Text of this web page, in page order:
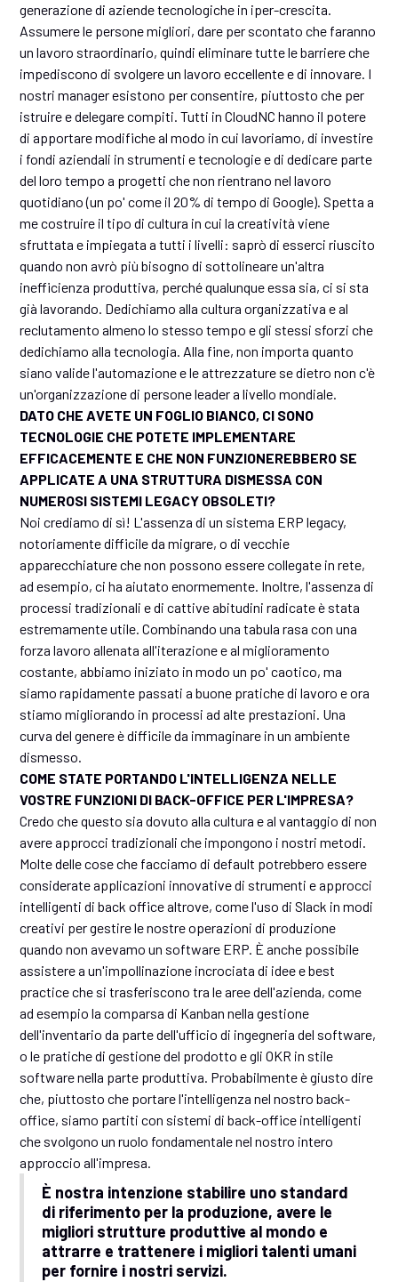
generazione di aziende tecnologiche in iper-crescita.
Assumere le persone migliori, dare per scontato che faranno
un lavoro straordinario, quindi eliminare tutte le barriere che
impediscono di svolgere un lavoro eccellente e di innovare. I
nostri manager esistono per consentire, piuttosto che per
istruire e delegare compiti. Tutti in CloudNC hanno il potere
di apportare modifiche al modo in cui lavoriamo, di investire
i fondi aziendali in strumenti e tecnologie e di dedicare parte
del loro tempo a progetti che non rientrano nel lavoro
quotidiano (un po' come il 20% di tempo di Google). Spetta a
me costruire il tipo di cultura in cui la creatività viene
sfruttata e impiegata a tutti i livelli: saprò di esserci riuscito
quando non avrò più bisogno di sottolineare un'altra
inefficienza produttiva, perché qualunque essa sia, ci si sta
già lavorando. Dedichiamo alla cultura organizzativa e al
reclutamento almeno lo stesso tempo e gli stessi sforzi che
dedichiamo alla tecnologia. Alla fine, non importa quanto
siano valide l'automazione e le attrezzature se dietro non c'è
un'organizzazione di persone leader a livello mondiale.
DATO CHE AVETE UN FOGLIO BIANCO, CI SONO
TECNOLOGIE CHE POTETE IMPLEMENTARE
EFFICACEMENTE E CHE NON FUNZIONEREBBERO SE
APPLICATE A UNA STRUTTURA DISMESSA CON
NUMEROSI SISTEMI LEGACY OBSOLETI?
Noi crediamo di sì! L'assenza di un sistema ERP legacy,
notoriamente difficile da migrare, o di vecchie
apparecchiature che non possono essere collegate in rete,
ad esempio, ci ha aiutato enormemente. Inoltre, l'assenza di
processi tradizionali e di cattive abitudini radicate è stata
estremamente utile. Combinando una tabula rasa con una
forza lavoro allenata all'iterazione e al miglioramento
costante, abbiamo iniziato in modo un po' caotico, ma
siamo rapidamente passati a buone pratiche di lavoro e ora
stiamo migliorando in processi ad alte prestazioni. Una
curva del genere è difficile da immaginare in un ambiente
dismesso.
COME STATE PORTANDO L'INTELLIGENZA NELLE
VOSTRE FUNZIONI DI BACK-OFFICE PER L'IMPRESA?
Credo che questo sia dovuto alla cultura e al vantaggio di non
avere approcci tradizionali che impongono i nostri metodi.
Molte delle cose che facciamo di default potrebbero essere
considerate applicazioni innovative di strumenti e approcci
intelligenti di back office altrove, come l'uso di Slack in modi
creativi per gestire le nostre operazioni di produzione
quando non avevamo un software ERP. È anche possibile
assistere a un'impollinazione incrociata di idee e best
practice che si trasferiscono tra le aree dell'azienda, come
ad esempio la comparsa di Kanban nella gestione
dell'inventario da parte dell'ufficio di ingegneria del software,
o le pratiche di gestione del prodotto e gli OKR in stile
software nella parte produttiva. Probabilmente è giusto dire
che, piuttosto che portare l'intelligenza nel nostro back-
office, siamo partiti con sistemi di back-office intelligenti
che svolgono un ruolo fondamentale nel nostro intero
approccio all'impresa.
È nostra intenzione stabilire uno standard
di riferimento per la produzione, avere le
migliori strutture produttive al mondo e
attrarre e trattenere i migliori talenti umani
per fornire i nostri servizi.